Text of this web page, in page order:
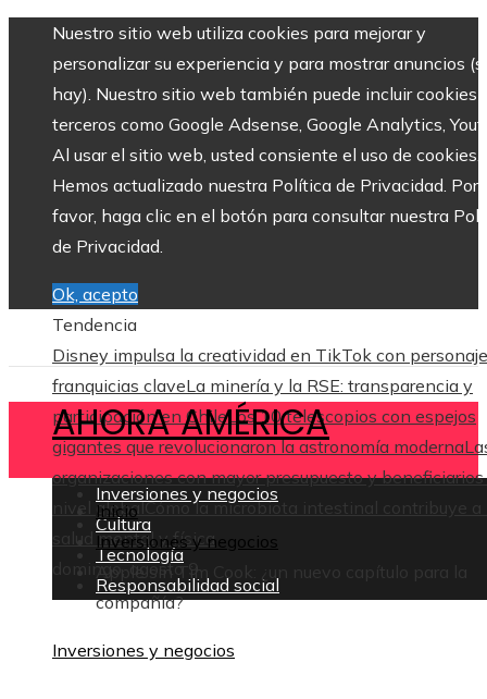
Nuestro sitio web utiliza cookies para mejorar y
personalizar su experiencia y para mostrar anuncios
hay). Nuestro sitio web también puede incluir cookies
terceros como Google Adsense, Google Analytics,
Al usar el sitio web, usted consiente el uso de cookies.
Hemos actualizado nuestra Política de Privacidad. Por
favor, haga clic en el botón para consultar nuestra
de Privacidad.
Ok, acepto
Tendencia
Disney impulsa la creatividad en TikTok con
franquicias claveLa minería y la RSE: transparencia y
participación en ChileLos 10 telescopios con espejos
gigantes que revolucionaron la astronomía moderna
organizaciones con mayor presupuesto y beneficiarios
nivel globalCómo la microbiota intestinal contribuye a
salud mental y física
domingo, agosto 9
AHORA AMÉRICA
Inversiones y negocios
Cultura
Tecnología
Responsabilidad social
Inicio
Inversiones y negocios
Apple sin Tim Cook: ¿un nuevo capítulo para la
compañía?
Inversiones y negocios